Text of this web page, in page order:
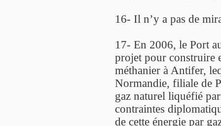
16- Il n’y a pas de
17- En 2006, le Port
projet pour construire
méthanier à Antifer,
Normandie, filiale de
gaz naturel liquéfié
contraintes
de cette énergie par